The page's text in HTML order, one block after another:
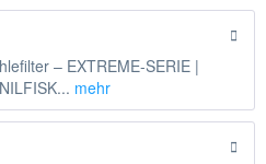
– EXTREME-SERIE |
mehr